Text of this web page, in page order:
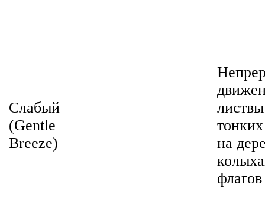
Слабый
(Gentle
Breeze)
на
флагов